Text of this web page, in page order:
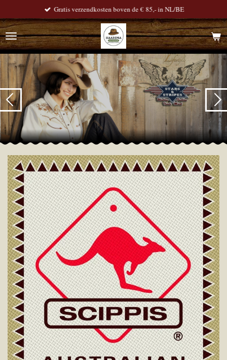
direct
naar
de
hoofdinhoud
Gratis verzendkosten boven de € 85,- in NL/BE